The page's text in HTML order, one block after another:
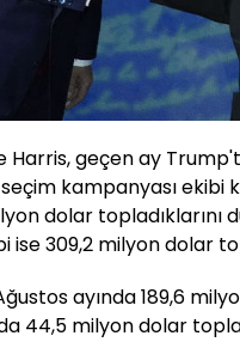
Harris, geçen ay
kampanyası ekibi
dolar topladıklarını
ise 309,2 milyon dolar
ayında 189,6
44,5 milyon dolar